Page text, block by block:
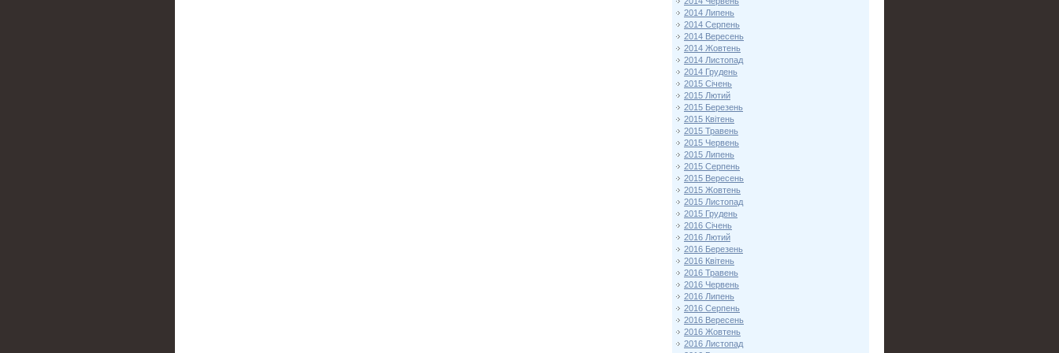
2014 Липень
2014 Серпень
2014 Вересень
2014 Жовтень
2014 Листопад
2014 Грудень
2015 Січень
2015 Лютий
2015 Березень
2015 Квітень
2015 Травень
2015 Червень
2015 Липень
2015 Серпень
2015 Вересень
2015 Жовтень
2015 Листопад
2015 Грудень
2016 Січень
2016 Лютий
2016 Березень
2016 Квітень
2016 Травень
2016 Червень
2016 Липень
2016 Серпень
2016 Вересень
2016 Жовтень
2016 Листопад